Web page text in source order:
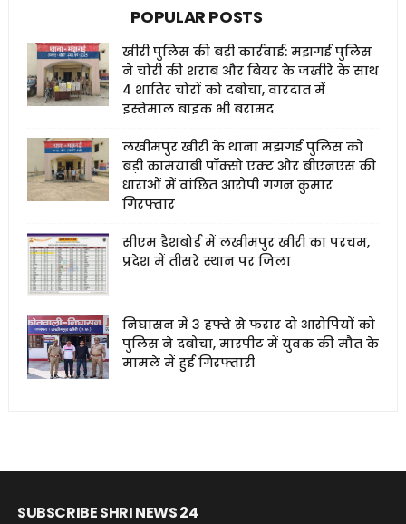
POPULAR POSTS
खीरी पुलिस की बड़ी कार्रवाई: मझगई पुलिस
ने चोरी की शराब और बियर के जखीरे के साथ
4 शातिर चोरों को दबोचा, वारदात में
इस्तेमाल बाइक भी बरामद
लखीमपुर खीरी के थाना मझगई पुलिस को
बड़ी कामयाबी पॉक्सो एक्ट और बीएनएस की
धाराओं में वांछित आरोपी गगन कुमार
गिरफ्तार
सीएम डैशबोर्ड में लखीमपुर खीरी का परचम,
प्रदेश में तीसरे स्थान पर जिला
निघासन में 3 हफ्ते से फरार दो आरोपियों को
पुलिस ने दबोचा, मारपीट में युवक की मौत के
मामले में हुई गिरफ्तारी
SUBSCRIBE SHRI NEWS 24